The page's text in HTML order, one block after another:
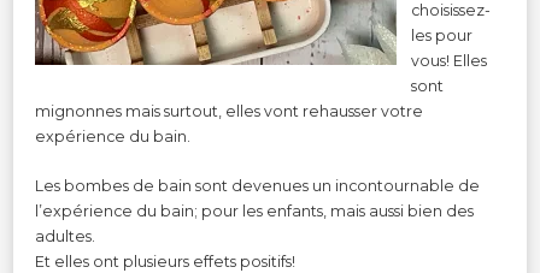
choisissez-
les pour
vous! Elles
sont
mignonnes mais surtout, elles vont rehausser votre
expérience du bain.
Les bombes de bain sont devenues un incontournable de
l’expérience du bain; pour les enfants, mais aussi bien des
adultes.
Et elles ont plusieurs effets positifs!